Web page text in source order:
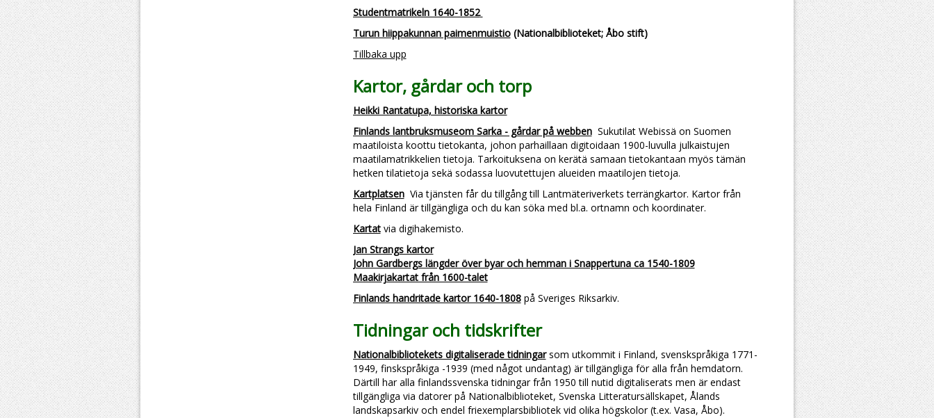
Studentmatrikeln 1640-1852
Turun hiippakunnan paimenmuistio(Nationalbiblioteket; Åbo stift)
Tillbaka upp
Kartor, gårdar och torp
Heikki Rantatupa, historiska kartor
Finlands lantbruksmuseom Sarka - gårdar på webbenSukutilat Webissä on Suomen
maatiloista koottu tietokanta, johon parhaillaan digitoidaan 1900-luvulla julkaistujen
maatilamatrikkelien tietoja. Tarkoituksena on kerätä samaan tietokantaan myös tämän
hetken tilatietoja sekä sodassa luovutettujen alueiden maatilojen tietoja.
KartplatsenVia tjänsten får du tillgång till Lantmäteriverkets terrängkartor. Kartor från
hela Finland är tillgängliga och du kan söka med bl.a. ortnamn och koordinater.
Kartatvia digihakemisto.
Jan Strangs kartor
John Gardbergs längder över byar och hemman i Snappertuna ca 1540-1809
Maakirjakartat från 1600-talet
Finlands handritade kartor 1640-1808 på Sveriges Riksarkiv.
Tidningar och tidskrifter
Nationalbibliotekets digitaliserade tidningarsom utkommit i Finland, svenskspråkiga 1771-
1949, finskspråkiga -1939 (med något undantag) är tillgängliga för alla från hemdatorn.
Därtill har alla finlandssvenska tidningar från 1950 till nutid digitaliserats men är endast
tillgängliga via datorer på Nationalbiblioteket, Svenska Litteratursällskapet, Ålands
landskapsarkiv och endel friexemplarsbibliotek vid olika högskolor (t.ex. Vasa, Åbo).